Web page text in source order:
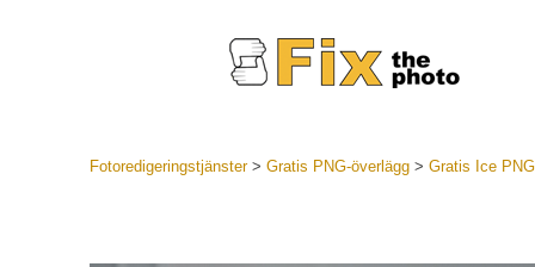
Fotoredigeringstjänster> Gratis PNG-överlägg> Gratis Ice PNG